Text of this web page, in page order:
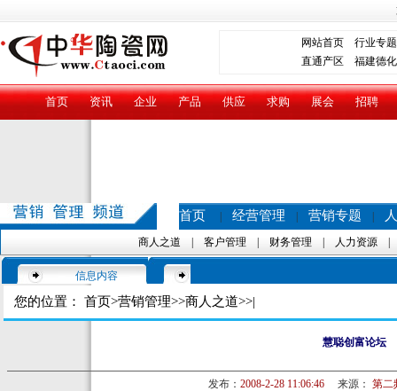
网站首页
行业专题
直通产区 福建德化
首页 资讯 企业 产品 供应 求购 展会 招聘
首页 经营管理 营销专题
商人之道 客户管理 财务管理 人力资源
信息内容
您的位置： 首页>营销管理>>商人之道>>|
慧聪创富论坛
发布： 2008-2-28 11:06:46来源： 第二